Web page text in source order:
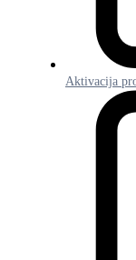
Aktivacija